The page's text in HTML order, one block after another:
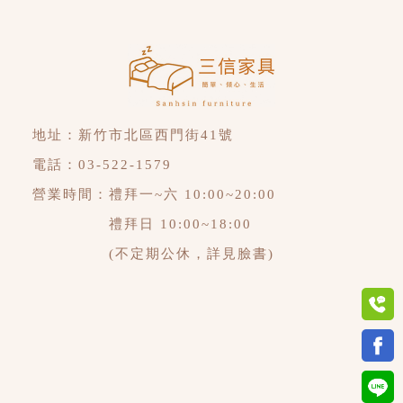
地址： 新竹市北區西門街41號
電話：03-522-1579
營業時間：禮拜一~六 10:00~20:00
禮拜日 10:00~18:00
(不定期公休，詳見臉書)